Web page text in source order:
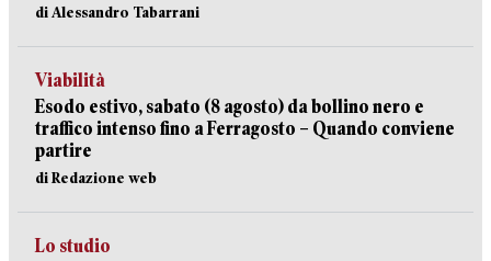
di Alessandro Tabarrani
Viabilità
Esodo estivo, sabato (8 agosto) da bollino nero e
traffico intenso fino a Ferragosto – Quando conviene
partire
di Redazione web
Lo studio